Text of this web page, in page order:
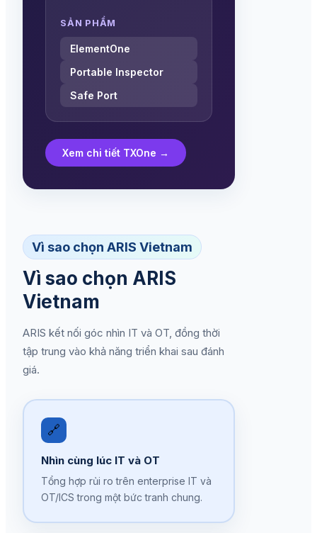
SẢN PHẨM
ElementOne
Portable Inspector
Safe Port
Xem chi tiết TXOne →
Vì sao chọn ARIS Vietnam
Vì sao chọn ARIS
Vietnam
ARIS kết nối góc nhìn IT và OT, đồng thời
tập trung vào khả năng triển khai sau đánh
giá.
🔗
Nhìn cùng lúc IT và OT
Tổng hợp rủi ro trên enterprise IT và
OT/ICS trong một bức tranh chung.